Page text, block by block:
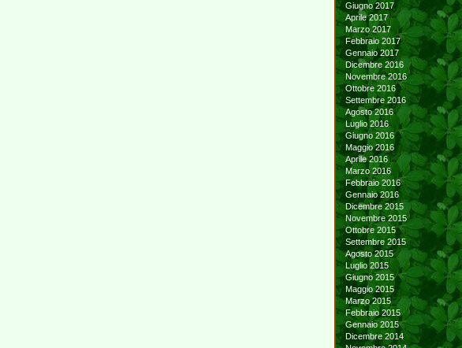
Giugno 2017
Aprile 2017
Marzo 2017
Febbraio 2017
Gennaio 2017
Dicembre 2016
Novembre 2016
Ottobre 2016
Settembre 2016
Agosto 2016
Luglio 2016
Giugno 2016
Maggio 2016
Aprile 2016
Marzo 2016
Febbraio 2016
Gennaio 2016
Dicembre 2015
Novembre 2015
Ottobre 2015
Settembre 2015
Agosto 2015
Luglio 2015
Giugno 2015
Maggio 2015
Marzo 2015
Febbraio 2015
Gennaio 2015
Dicembre 2014